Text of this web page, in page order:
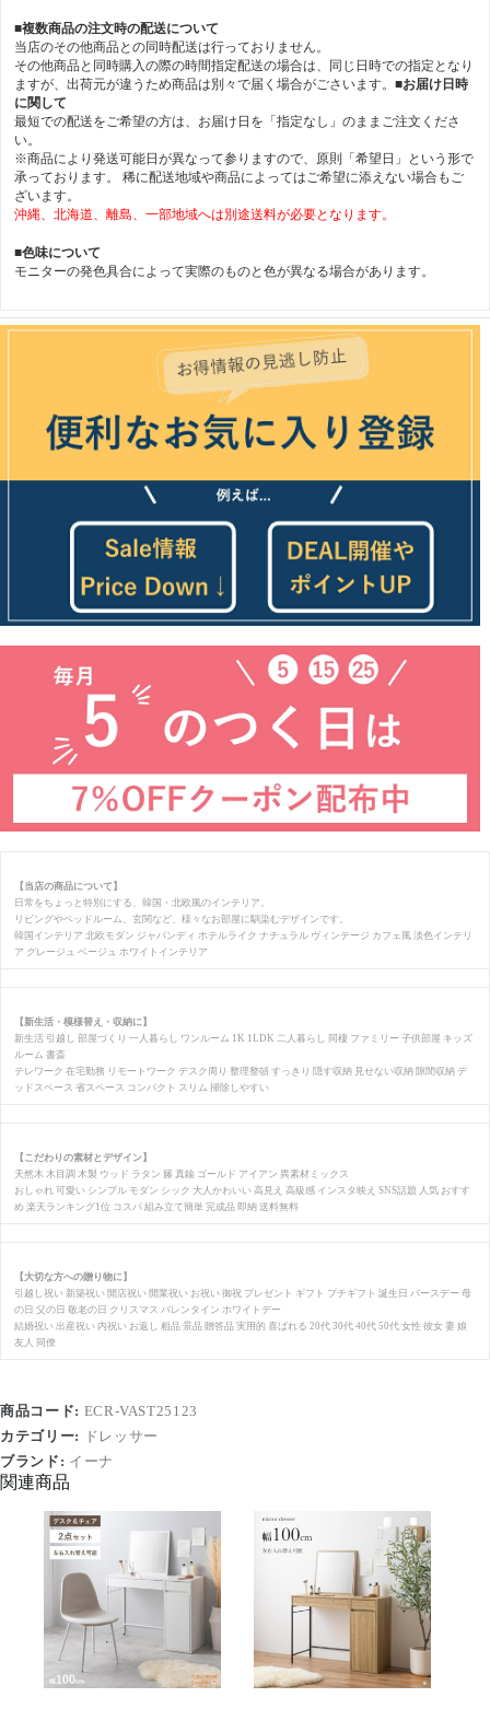
■複数商品の注文時の配送について
当店のその他商品との同時配送は行っておりません。
その他商品と同時購入の際の時間指定配送の場合は、同じ日時での指定となり
ますが、出荷元が違うため商品は別々で届く場合がごさいます。 ■お届け日時
に関して
最短での配送をご希望の方は、お届け日を「指定なし」のままご注文くださ
い。
※商品により発送可能日が異なって参りますので、原則「希望日」という形で
承っております。 稀に配送地域や商品によってはご希望に添えない場合もご
ざいます。
沖縄、北海道、離島、一部地域へは別途送料が必要となります。
■色味について
モニターの発色具合によって実際のものと色が異なる場合があります。
【当店の商品について】
日常をちょっと特別にする、韓国・北欧風のインテリア。
リビングやベッドルーム、玄関など、様々なお部屋に馴染むデザインです。
韓国インテリア 北欧モダン ジャパンディ ホテルライク ナチュラル ヴィンテージ カフェ風 淡色インテリ
ア グレージュ ベージュ ホワイトインテリア
【新生活・模様替え・収納に】
新生活 引越し 部屋づくり 一人暮らし ワンルーム 1K 1LDK 二人暮らし 同棲 ファミリー 子供部屋 キッズ
ルーム 書斎
テレワーク 在宅勤務 リモートワーク デスク周り 整理整頓 すっきり 隠す収納 見せない収納 隙間収納 デ
ッドスペース 省スペース コンパクト スリム 掃除しやすい
【こだわりの素材とデザイン】
天然木 木目調 木製 ウッド ラタン 籐 真鍮 ゴールド アイアン 異素材ミックス
おしゃれ 可愛い シンプル モダン シック 大人かわいい 高見え 高級感 インスタ映え SNS話題 人気 おすす
め 楽天ランキング1位 コスパ 組み立て簡単 完成品 即納 送料無料
【大切な方への贈り物に】
引越し祝い 新築祝い 開店祝い 開業祝い お祝い 御祝 プレゼント ギフト プチギフト 誕生日 バースデー 母
の日 父の日 敬老の日 クリスマス バレンタイン ホワイトデー
結婚祝い 出産祝い 内祝い お返し 粗品 景品 贈答品 実用的 喜ばれる 20代 30代 40代 50代 女性 彼女 妻 娘
友人 同僚
商品コード: ECR-VAST25123
カテゴリー:
ドレッサー
ブランド: イーナ
関連商品